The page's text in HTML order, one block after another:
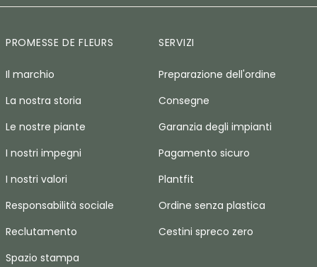
PROMESSE DE FLEURS
Il marchio
La nostra storia
Le nostre piante
I nostri impegni
I nostri valori
Responsabilità sociale
Reclutamento
Spazio stampa
SERVIZI
Preparazione dell'ordine
Consegne
Garanzia degli impianti
Pagamento sicuro
Plantfit
Ordine senza plastica
Cestini spreco zero